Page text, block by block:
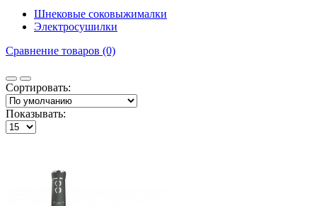
Шнековые соковыжималки
Электросушилки
Сравнение товаров (0)
Сортировать:
Показывать: